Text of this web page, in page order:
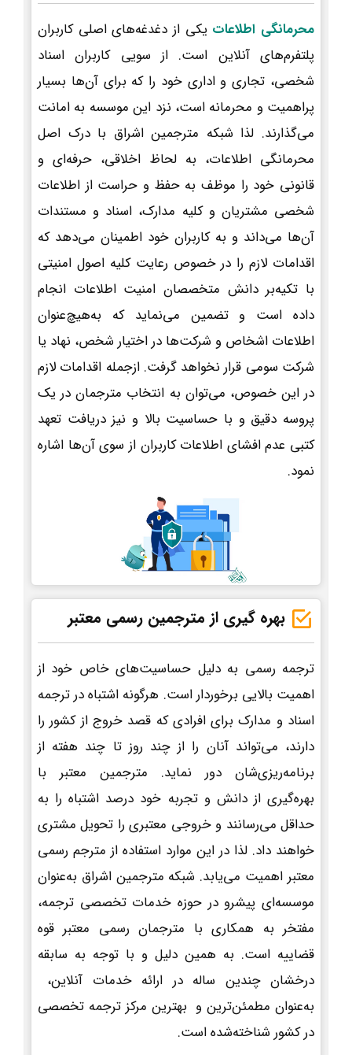
محرمانگی اطلاعات یکی از دغدغه‌های اصلی کاربران
پلتفرم‌های آنلاین است. از سویی کاربران اسناد
شخصی، تجاری و اداری خود را که برای آن‌ها بسیار
پراهمیت و محرمانه است، نزد این موسسه به امانت
می‌گذارند. لذا شبکه مترجمین اشراق با درک اصل
محرمانگی اطلاعات، به لحاظ اخلاقی، حرفه‌ای و
قانونی خود را موظف به حفظ و حراست از اطلاعات
شخصی مشتریان و کلیه مدارک، اسناد و مستندات
آن‌ها می‌داند و به کاربران خود اطمینان می‌دهد که
اقدامات لازم را در خصوص رعایت کلیه اصول امنیتی
با تکیه‌بر دانش متخصصان امنیت اطلاعات انجام
داده است و تضمین می‌نماید که به‌هیچ‌عنوان
اطلاعات اشخاص و شرکت‌ها در اختیار شخص، نهاد یا
شرکت سومی قرار نخواهد گرفت. ازجمله اقدامات لازم
در این خصوص، می‌توان به انتخاب مترجمان در یک
پروسه دقیق و با حساسیت بالا و نیز دریافت تعهد
کتبی عدم افشای اطلاعات کاربران از سوی آن‌ها اشاره
نمود.
بهره گیری از مترجمین رسمی معتبر
ترجمه رسمی به دلیل حساسیت‌های خاص خود از
اهمیت بالایی برخوردار است. هرگونه اشتباه در ترجمه
اسناد و مدارک برای افرادی که قصد خروج از کشور را
دارند، می‌تواند آنان را از چند روز تا چند هفته از
برنامه‌ریزی‌شان دور نماید. مترجمین معتبر با
بهره‌گیری از دانش و تجربه خود درصد اشتباه را به
حداقل می‌رسانند و خروجی معتبری را تحویل مشتری
خواهند داد. لذا در این موارد استفاده از مترجم رسمی
معتبر اهمیت می‌یابد. شبکه مترجمین اشراق به‌عنوان
موسسه‌ای پیشرو در حوزه خدمات تخصصی ترجمه،
مفتخر به همکاری با مترجمان رسمی معتبر قوه
قضاییه است. به همین دلیل و با توجه به سابقه
درخشان چندین ساله در ارائه خدمات آنلاین،
به‌عنوان مطمئن‌ترین و بهترین مرکز ترجمه تخصصی
در کشور شناخته‌شده است.